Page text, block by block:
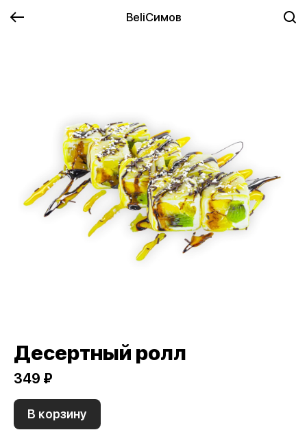
BeliСимов
Десертный ролл
349 ₽
В корзину